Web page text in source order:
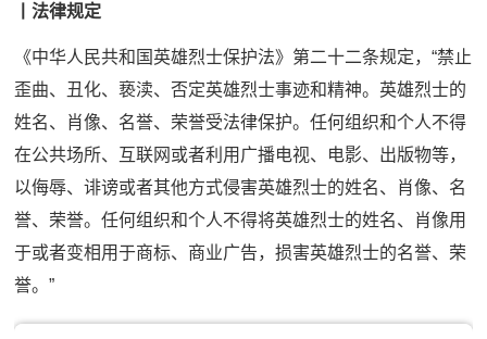
丨法律规定
《中华人民共和国英雄烈士保护法》第二十二条规定，“禁止
歪曲、丑化、亵渎、否定英雄烈士事迹和精神。英雄烈士的
姓名、肖像、名誉、荣誉受法律保护。任何组织和个人不得
在公共场所、互联网或者利用广播电视、电影、出版物等，
以侮辱、诽谤或者其他方式侵害英雄烈士的姓名、肖像、名
誉、荣誉。任何组织和个人不得将英雄烈士的姓名、肖像用
于或者变相用于商标、商业广告，损害英雄烈士的名誉、荣
誉。”